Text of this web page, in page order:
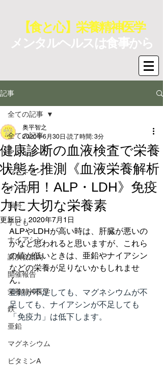
【食と心】栄養精神医学
メンタルヘルスは食事から
記事
全ての記事
アレルギー
カフェイン
オメガ3
歯科
子ども
ナイアシン
講演会案内
開催報告
栄養精神医学
鉄
亜鉛
マグネシウム
ビタミンA
全ての記事
健康診断の血液検査で栄養
状態を推測《血液栄養解析
を活用！ALP・LDH》免疫
力に大切な栄養素
奥平智之
2020年6月30日 読了時間: 3分
更新日： 2020年7月1日
ALPやLDHが高い時は、肝臓が悪いの
かなと思われると思いますが、これら
の値が低いときは、亜鉛やナイアシン
などの栄養が足りないかもしれませ
ん。
亜鉛が不足しても、マグネシウムが不
足しても、ナイアシンが不足しても
「免疫力」は低下します。